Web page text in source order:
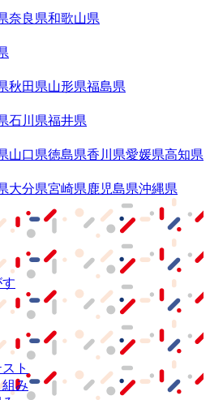
奈良県和歌山県
秋田県山形県福島県
石川県福井県
山口県徳島県香川県愛媛県高知県
大分県宮崎県鹿児島県沖縄県
ト
み